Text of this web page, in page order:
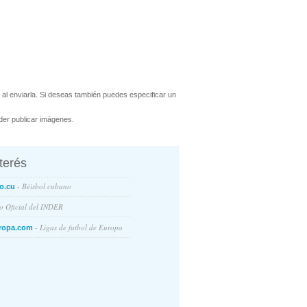
enviarla. Si deseas también puedes especificar un
publicar imágenes.
- Béisbol cubano
Oficial del INDER
- Ligas de futbol de Europa